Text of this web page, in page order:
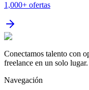
1,000+ ofertas
Conectamos talento con
freelance en un solo lugar.
Navegación